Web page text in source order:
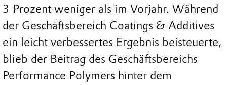
3 Prozent weniger als im Vorjahr. Während
der Geschäftsbereich Coatings & Additives
ein leicht verbessertes Ergebnis beisteuerte,
blieb der Beitrag des Geschäftsbereichs
Performance Polymers hinter dem